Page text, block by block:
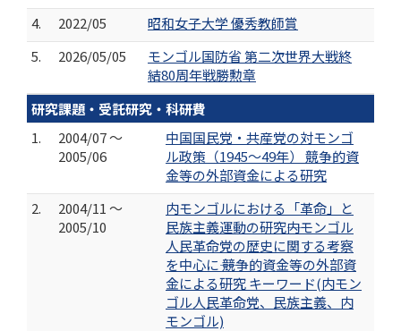
4.
2022/05
昭和女子大学 優秀教師賞
5.
2026/05/05
モンゴル国防省 第二次世界大戦終
結80周年戦勝勲章
研究課題・受託研究・科研費
1.
2004/07 ～
2005/06
中国国民党・共産党の対モンゴ
ル政策（1945～49年） 競争的資
金等の外部資金による研究
2.
2004/11 ～
2005/10
内モンゴルにおける「革命」と
民族主義運動の研究――内モンゴル
人民革命党の歴史に関する考察
を中心に―― 競争的資金等の外部資
金による研究 キーワード(内モン
ゴル人民革命党、民族主義、内
モンゴル)